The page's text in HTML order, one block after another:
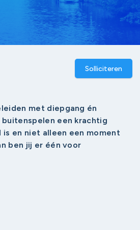
Solliciteren
met diepgang én
een krachtig
is en niet alleen een moment
ben jij er één voor